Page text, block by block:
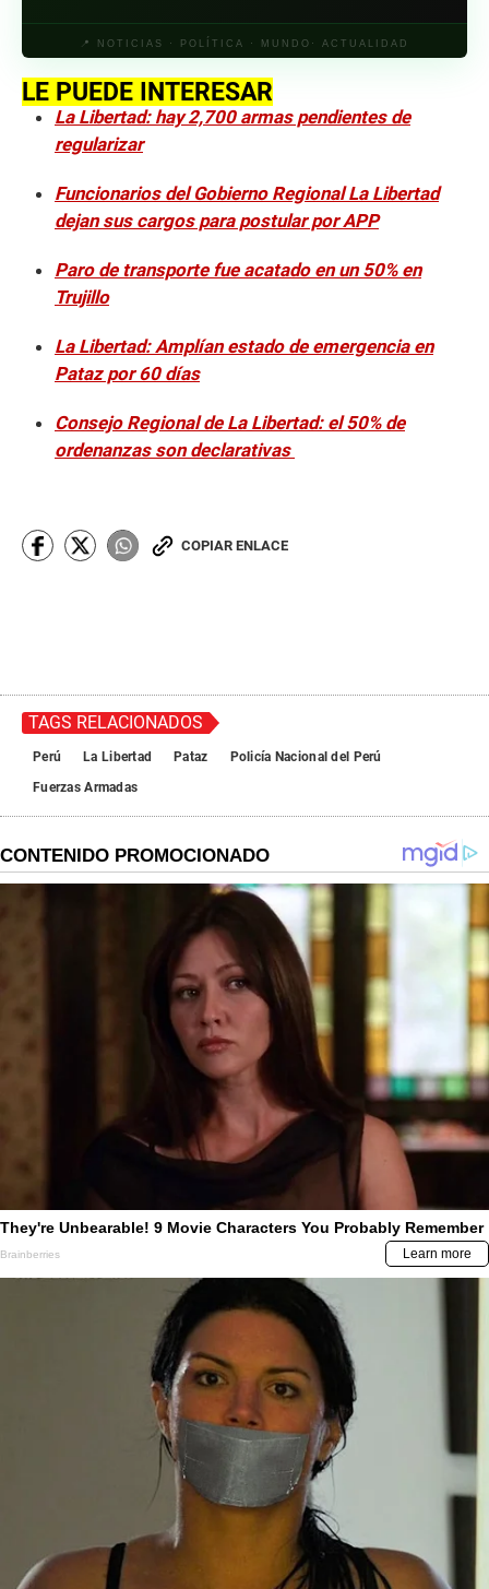
📍 NOTICIAS · POLÍTICA · MUNDO· ACTUALIDAD
LE PUEDE INTERESAR
La Libertad: hay 2,700 armas pendientes de
regularizar
Funcionarios del Gobierno Regional La Libertad
dejan sus cargos para postular por APP
Paro de transporte fue acatado en un 50% en
Trujillo
La Libertad: Amplían estado de emergencia en
Pataz por 60 días
Consejo Regional de La Libertad: el 50% de
ordenanzas son declarativas
COPIAR ENLACE
TAGS RELACIONADOS
Perú La Libertad Pataz
Policía Nacional del Perú
Fuerzas Armadas